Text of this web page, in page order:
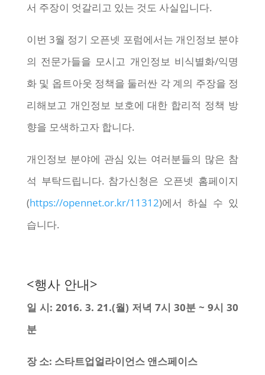
서 주장이 엇갈리고 있는 것도 사실입니다.
이번 3월 정기 오픈넷 포럼에서는 개인정보 분야
의 전문가들을 모시고 개인정보 비식별화/익명
화 및 옵트아웃 정책을 둘러싼 각 계의 주장을 정
리해보고 개인정보 보호에 대한 합리적 정책 방
향을 모색하고자 합니다.
개인정보 분야에 관심 있는 여러분들의 많은 참
석 부탁드립니다. 참가신청은 오픈넷 홈페이지
(https://opennet.or.kr/11312)에서 하실 수 있
습니다.
<행사 안내>
일 시: 2016. 3. 21.(월) 저녁 7시 30분 ~ 9시 30
분
장 소: 스타트업얼라이언스 앤스페이스